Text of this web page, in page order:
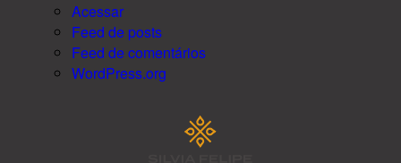
Acessar
Feed de posts
Feed de comentários
WordPress.org